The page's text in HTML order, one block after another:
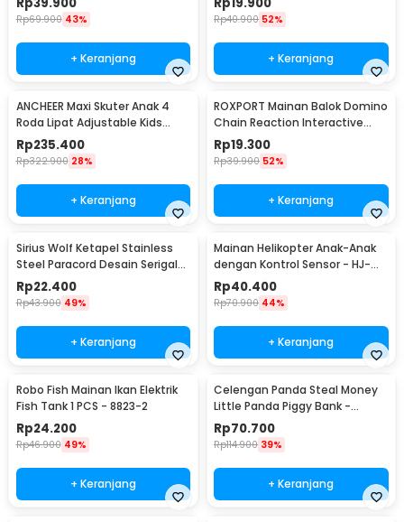
Rp69.900 43%
+ Keranjang
Rp40.900 52%
+ Keranjang
ANCHEER Maxi Skuter Anak 4
Roda Lipat Adjustable Kids
Scooter - QZ-001
Rp235.400
Rp322.900 28%
+ Keranjang
ROXPORT Mainan Balok Domino
Chain Reaction Interactive
Toys 120 PCS - ZMY-1
Rp19.300
Rp39.900 52%
+ Keranjang
Sirius Wolf Ketapel Stainless
Steel Paracord Desain Serigala
- HW-GJ049
Rp22.400
Rp43.900 49%
+ Keranjang
Mainan Helikopter Anak-Anak
dengan Kontrol Sensor - HJ-
8188
Rp40.400
Rp70.900 44%
+ Keranjang
Robo Fish Mainan Ikan Elektrik
Fish Tank 1 PCS - 8823-2
Rp24.200
Rp46.900 49%
+ Keranjang
Celengan Panda Steal Money
Little Panda Piggy Bank -
MM8807-1
Rp70.700
Rp114.900 39%
+ Keranjang